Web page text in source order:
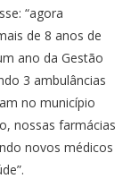
“agora
de 8 anos de
ano da Gestão
3 ambulâncias
no município
nossas farmácias
novos médicos